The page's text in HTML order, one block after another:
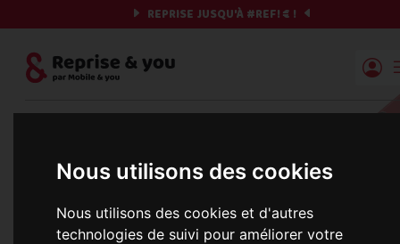
Nous utilisons des cookies
Nous utilisons des cookies et d'autres
technologies de suivi pour améliorer votre
REPRISE JUSQU'À #REF!€ !
Reprise | Mobile & you
Et si on commençait ?
c'est parti !